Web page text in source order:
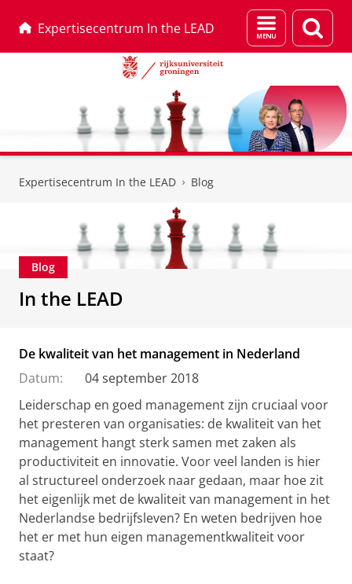
Expertisecentrum In the LEAD
Menu
en
Expertisecentrum In the LEAD Blog
Blog
In the LEAD
De kwaliteit van het management in Nederland
Datum:
04 september 2018
Leiderschap en goed management zijn cruciaal voor
het presteren van organisaties: de kwaliteit van het
management hangt sterk samen met zaken als
productiviteit en innovatie. Voor veel landen is hier
al structureel onderzoek naar gedaan, maar hoe zit
het eigenlijk met de kwaliteit van management in het
Nederlandse bedrijfsleven? En weten bedrijven hoe
het er met hun eigen managementkwaliteit voor
staat?